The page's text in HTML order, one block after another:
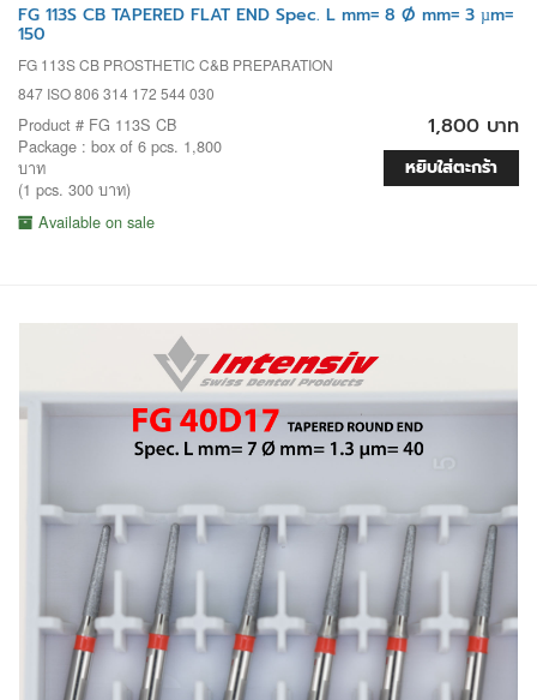
FG 113S CB TAPERED FLAT END Spec. L mm= 8 Ø mm= 3 µm=
150
FG 113S CB PROSTHETIC C&B PREPARATION
847 ISO 806 314 172 544 030
Product # FG 113S CB
Package : box of 6 pcs. 1,800
บาท
(1 pcs. 300 บาท)
Available on sale
1,800 บาท
หยิบใส่ตะกร้า